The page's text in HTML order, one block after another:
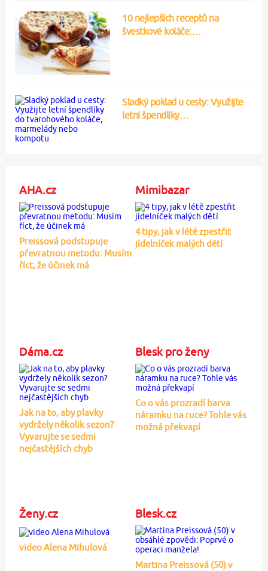
10 nejlepších receptů na
švestkové koláče:…
Sladký poklad u cesty: Využijte
letní špendlíky…
AHA.cz
Preissová podstupuje
převratnou metodu: Musím
říct, že účinek má
Mimibazar
4 tipy, jak v létě zpestřit
jídelníček malých dětí
Dáma.cz
Jak na to, aby plavky
vydržely několik sezon?
Vyvarujte se sedmi
nejčastějších chyb
Blesk pro ženy
Co o vás prozradí barva
náramku na ruce? Tohle vás
možná překvapí
Ženy.cz
video Alena Mihulová
Blesk.cz
Martina Preissová (50) v